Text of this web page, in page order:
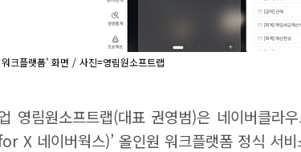
플랫폼’ 화면 / 사진=영림원소프트랩
영림원소프트랩(대표 권영범)은 네이버클라
X 네이버웍스)’ 올인원 워크플랫폼 정식 서